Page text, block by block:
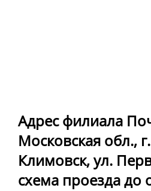
Адрес филиала
Московская обл.,
Климовск, ул.
схема проезда до